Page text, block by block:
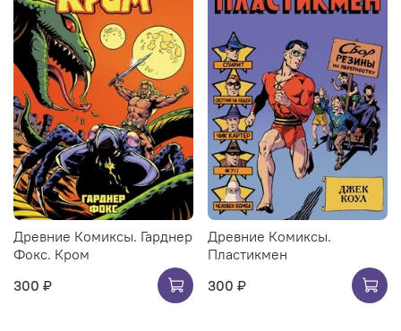
Древние Комиксы. Гарднер
Фокс. Кром
300 ₽
Древние Комиксы.
Пластикмен
300 ₽